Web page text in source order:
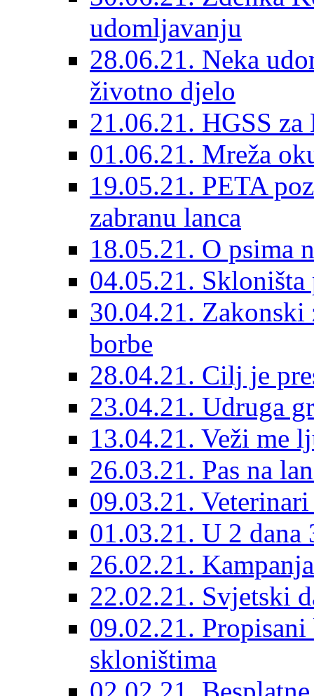
udomljavanju
28.06.21. Neka
životno djelo
21.06.21. HGSS za
01.06.21. Mreža
19.05.21. PETA
zabranu lanca
18.05.21. O psima
04.05.21.
30.04.21. Zakonski
borbe
28.04.21. Cilj je
23.04.21. Udruga
13.04.21. Veži me
26.03.21. Pas na
09.03.21.
01.03.21. U 2
26.02.21.
22.02.21. Svjetski
09.02.21.
skloništima